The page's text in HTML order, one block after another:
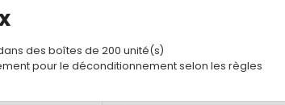
des boîtes de 200 unité(s)
pour le déconditionnement selon les règles